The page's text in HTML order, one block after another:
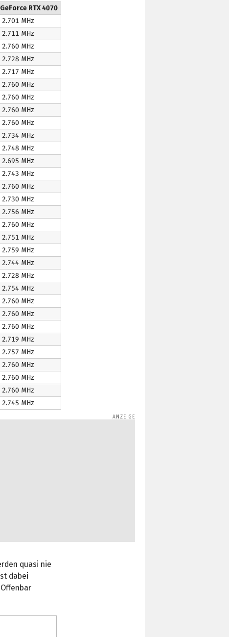
RTX 4070
2.701 MHz
2.711 MHz
2.760 MHz
2.728 MHz
2.717 MHz
2.760 MHz
2.760 MHz
2.760 MHz
2.760 MHz
2.734 MHz
2.748 MHz
2.695 MHz
2.743 MHz
2.760 MHz
2.730 MHz
2.756 MHz
2.760 MHz
2.751 MHz
2.759 MHz
2.744 MHz
2.728 MHz
2.754 MHz
2.760 MHz
2.760 MHz
2.760 MHz
2.719 MHz
2.757 MHz
2.760 MHz
2.760 MHz
2.760 MHz
2.745 MHz
quasi nie
dabei